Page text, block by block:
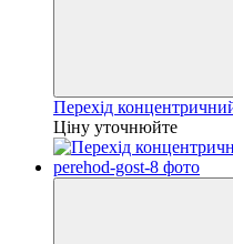
Перехід
Ціну уточнюйте